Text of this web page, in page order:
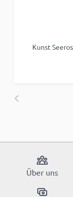
Kunst
Über uns